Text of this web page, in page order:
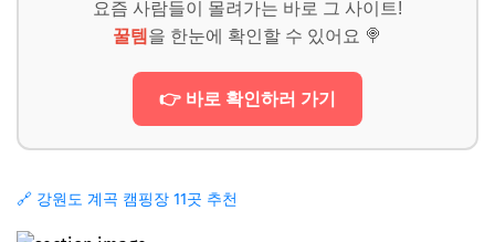
요즘 사람들이 몰려가는 바로 그 사이트!
꿀템 을 한눈에 확인할 수 있어요 🍭
👉 바로 확인하러 가기
🔗 강원도 계곡 캠핑장 11곳 추천